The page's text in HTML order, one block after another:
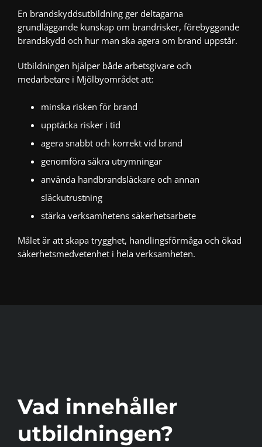
En brandskyddsutbildning ger deltagarna
grundläggande kunskap om brandrisker, förebyggande
brandskydd och hur man ska agera om brand uppstår.
Utbildningen hjälper både arbetsgivare och
medarbetare i Mjölbyområdet att:
minska risken för brand
upptäcka risker i tid
agera snabbt och korrekt vid brand
genomföra säkra utrymningar
använda handbrandsläckare och annan
släckutrustning
stärka verksamhetens säkerhetsarbete
Målet är att skapa trygghet, handlingsförmåga och ökad
säkerhetsmedvetenhet i hela verksamheten.
Vad innehåller
utbildningen?